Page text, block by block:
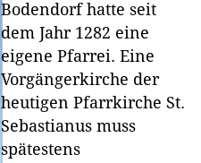
Bodendorf hatte seit
dem Jahr 1282 eine
eigene Pfarrei. Eine
Vorgängerkirche der
heutigen Pfarrkirche St.
Sebastianus muss
spätestens